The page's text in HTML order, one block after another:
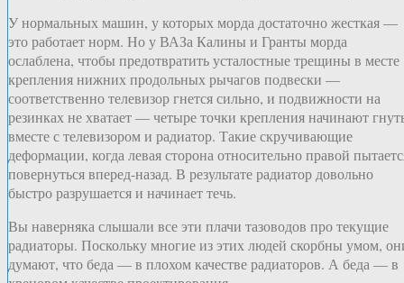
У нормальных машин, у которых морда достаточно жесткая —
это работает норм. Но у ВАЗа Калины и Гранты морда
ослаблена, чтобы предотвратить усталостные трещины в месте
крепления нижних продольных рычагов подвески —
соответственно телевизор гнется сильно, и подвижности на
резинках не хватает — четыре точки крепления начинают
вместе с телевизором и радиатор. Такие скручивающие
деформации, когда левая сторона относительно правой
повернуться вперед-назад. В результате радиатор довольно
быстро разрушается и начинает течь.
Вы наверняка слышали все эти плачи тазоводов про текущие
радиаторы. Поскольку многие из этих людей скорбны умом,
думают, что беда — в плохом качестве радиаторов. А беда — в